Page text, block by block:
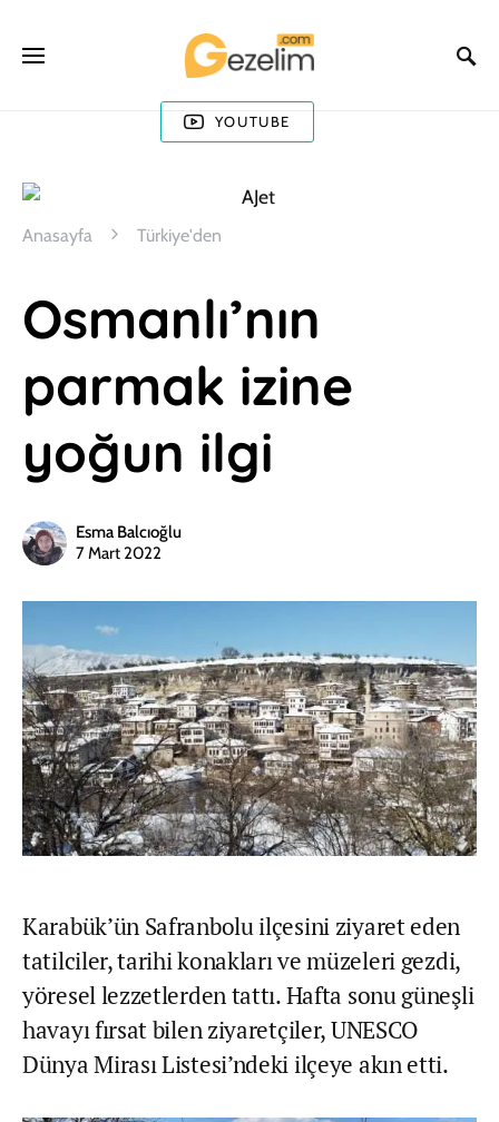
YOUTUBE
Anasayfa Türkiye'den
Osmanlı’nın
parmak izine
yoğun ilgi
Esma Balcıoğlu
7 Mart 2022
Karabük’ün Safranbolu ilçesini ziyaret eden
tatilciler, tarihi konakları ve müzeleri gezdi,
yöresel lezzetlerden tattı. Hafta sonu güneşli
havayı fırsat bilen ziyaretçiler, UNESCO
Dünya Mirası Listesi’ndeki ilçeye akın etti.